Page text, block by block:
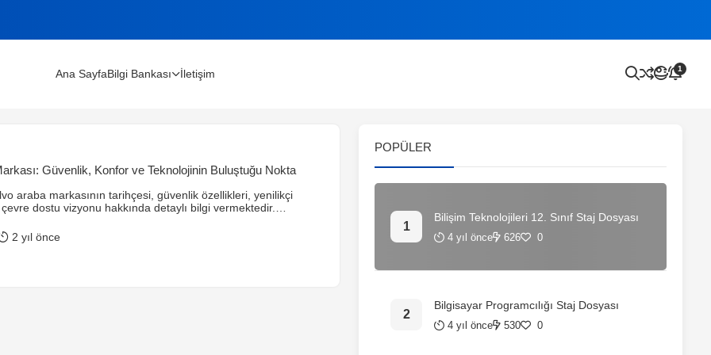
Rehberi (2026)
Ana SayfaBilgi Bankası İletişim 1
Güvenlik, Konfor ve Teknolojinin Buluştuğu Nokta
araba markasının tarihçesi, güvenlik özellikleri, yenilikçi
dostu vizyonu hakkında detaylı bilgi vermektedir.
öne çıkarmaktadır. Ayrıca, Volvo’nun elektrikli araç üretimine
ve gelecekteki çevre dostu hedefleri de ele alınmıştır.
2 yıl önce
POPÜLER
Bilişim Teknolojileri 12. Sınıf Staj Dosyası
4 yıl önce 626 0
Bilgisayar Programcılığı Staj Dosyası
4 yıl önce 530 0